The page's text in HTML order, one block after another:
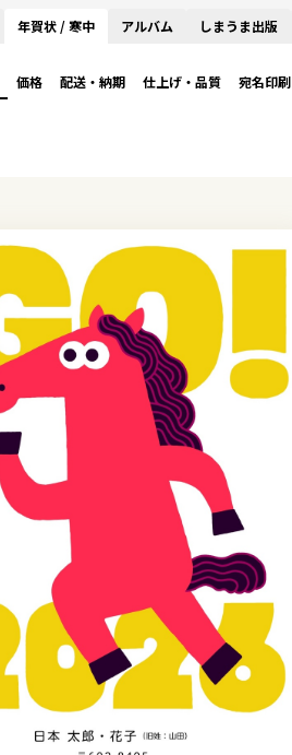
年賀状 / 寒中 アルバム しまうま出版
価格 配送・納期 仕上げ・品質 宛名印刷